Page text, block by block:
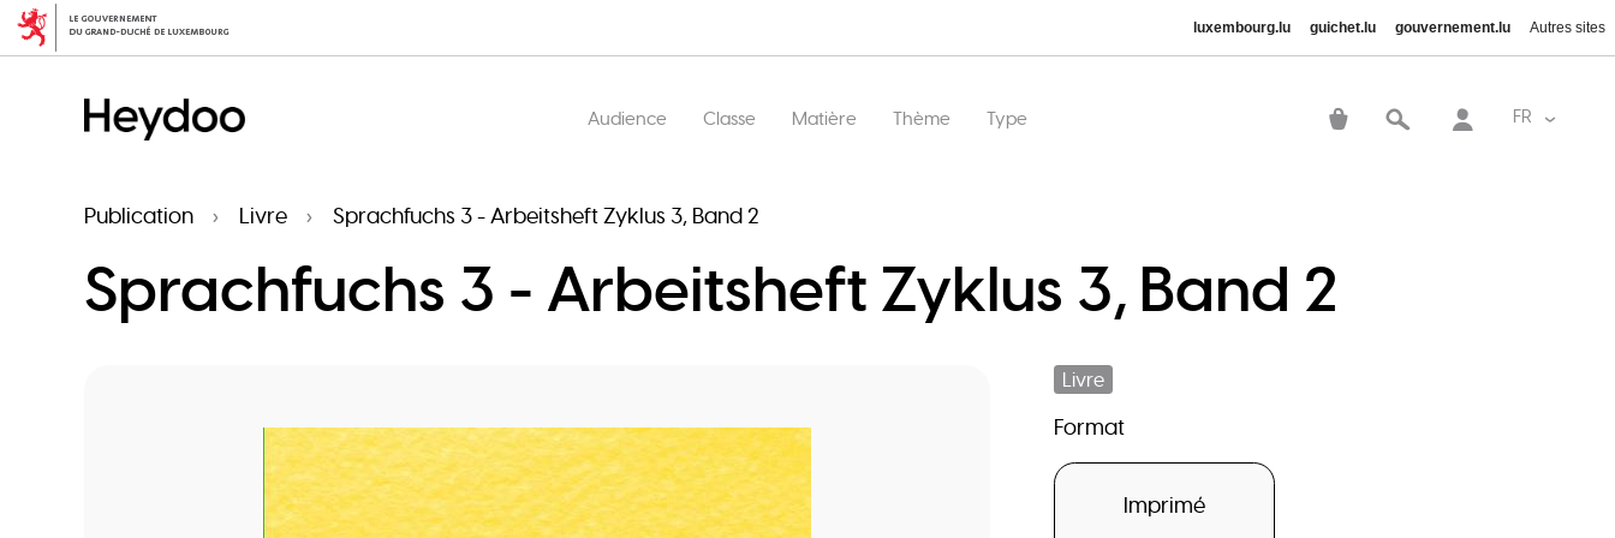
luxembourg.lu guichet.lu gouvernement.lu Autres sites
principal
Main
Audience Classe Matière Thème Type FR Lister
account
Publication Livre Sprachfuchs 3 - Arbeitsheft Zyklus 3, Band 2
Sprachfuchs 3 - Arbeitsheft Zyklus 3, Band 2
Livre
Format
Imprimé